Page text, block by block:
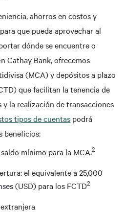
ahorros en costos y
que pueda aprovechar al
dónde se encuentre o
Cathay Bank, ofrecemos
(MCA) y depósitos a plazo
que facilitan la tenencia de
y la realización de transacciones
tipos de cuentas podrá
beneficios:
mínimo para la MCA.2
el equivalente a 25,000
(USD) para los FCTD2